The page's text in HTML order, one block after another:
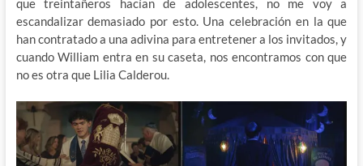
que treintañeros hacían de adolescentes, no me voy a
escandalizar demasiado por esto. Una celebración en la que
han contratado a una adivina para entretener a los invitados, y
cuando William entra en su caseta, nos encontramos con que
no es otra que Lilia Calderou.